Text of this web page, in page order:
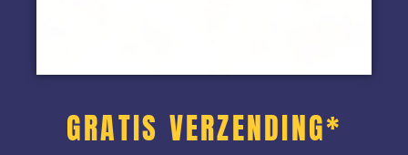
GRATIS VERZENDING*